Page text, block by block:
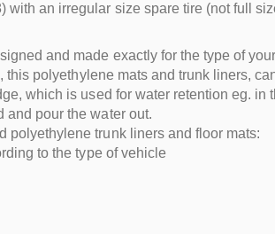
with an irregular size spare tire (not full
and made exactly for the type of
polyethylene mats and trunk liners,
which is used for water retention eg. in
and pour the water out.
polyethylene trunk liners and floor mats:
to the type of vehicle